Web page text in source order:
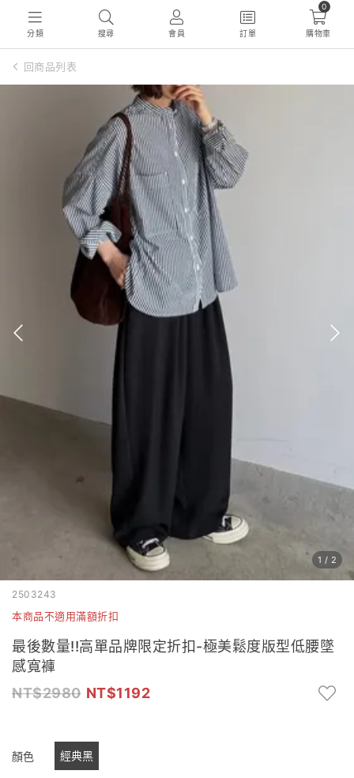
分類 搜尋 會員 訂單
0
購物車
回商品列表
1 / 2
2503243
本商品不適用滿額折扣
最後數量!!高單品牌限定折扣-極美鬆度版型低腰墜
感寬褲
2980
1192
顏色 經典黑